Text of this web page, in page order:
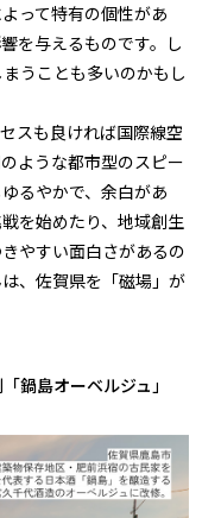
って特有の個性があ
を与えるものです。し
うことも多いのかもし
スも良ければ国際線空
ような都市型のスピー
るやかで、余白があ
を始めたり、地域創生
やすい面白さがあるの
、佐賀県を「磁場」が
鍋島オーベルジュ」